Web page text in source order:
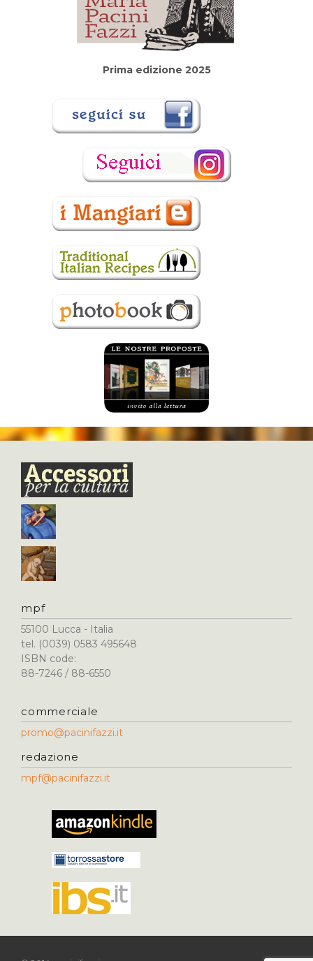
Prima edizione 2025
mpf
55100 Lucca - Italia
tel. (0039) 0583 495648
ISBN code:
88-7246 / 88-6550
commerciale
promo@pacinifazzi.it
redazione
mpf@pacinifazzi.it